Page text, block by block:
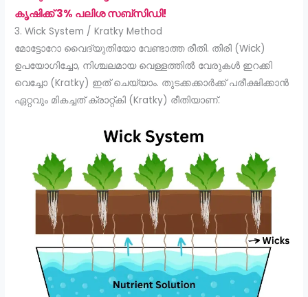
കൃഷിക്ക് 3% പലിശ സബ്‌സിഡി!
3. Wick System / Kratky Method
മോട്ടോറോ വൈദ്യുതിയോ വേണ്ടാത്ത രീതി. തിരി (Wick)
ഉപയോഗിച്ചോ, നിശ്ചലമായ വെള്ളത്തിൽ വേരുകൾ ഇറക്കി
വെച്ചോ (Kratky) ഇത് ചെയ്യാം. തുടക്കക്കാർക്ക് പരീക്ഷിക്കാൻ
ഏറ്റവും മികച്ചത് ക്രാറ്റ്കി (Kratky) രീതിയാണ്.